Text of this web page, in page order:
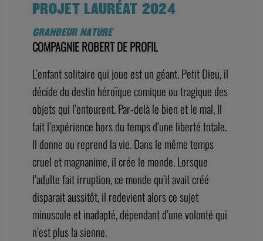
PROJET LAURÉAT 2024
GRANDEUR NATURE
COMPAGNIE ROBERT DE PROFIL
L’enfant solitaire qui joue est un géant. Petit Dieu, il
décide du destin héroïque comique ou tragique des
objets qui l’entourent. Par-delà le bien et le mal, Il
fait l’expérience hors du temps d’une liberté totale.
Il donne ou reprend la vie. Dans le même temps
cruel et magnanime, il crée le monde. Lorsque
l’adulte fait irruption, ce monde qu’il avait créé
disparait aussitôt, il redevient alors ce sujet
minuscule et inadapté, dépendant d’une volonté qui
n’est plus la sienne.